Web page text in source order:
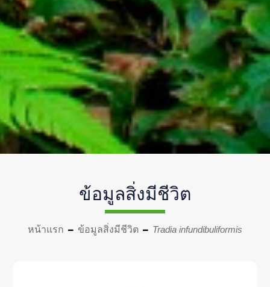
ข้อมูลสิ่งมีชีวิต
หน้าแรก ข้อมูลสิ่งมีชีวิต Tradia infundibuliformis